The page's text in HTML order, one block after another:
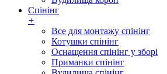
Спінінг
+
Все для монтажу спінінг
Котушки спінінг
Оснащення спінінг у зборі
Приманки спінінг